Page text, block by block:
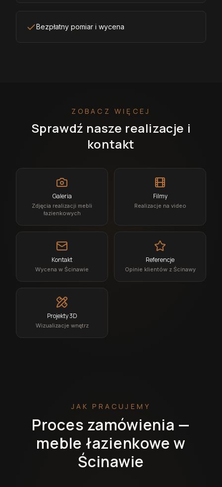
Bezpłatny pomiar i wycena
ZOBACZ WIĘCEJ
Sprawdź nasze realizacje i
kontakt
Galeria
Zdjęcia realizacji mebli
łazienkowych
Filmy
Realizacje na video
Kontakt
Wycena w Ścinawie
Referencje
Opinie klientów z Ścinawy
Projekty 3D
Wizualizacje wnętrz
JAK PRACUJEMY
Proces zamówienia —
meble łazienkowe w
Ścinawie